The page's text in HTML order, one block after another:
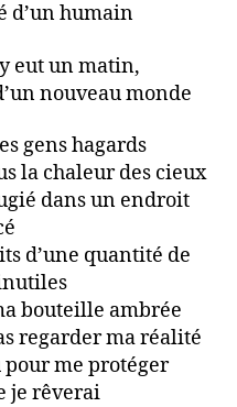
d’un humain
eut un matin,
nouveau monde
gens hagards
la chaleur des cieux
dans un endroit
d’une quantité de
bouteille ambrée
regarder ma réalité
pour me protéger
je rêverai